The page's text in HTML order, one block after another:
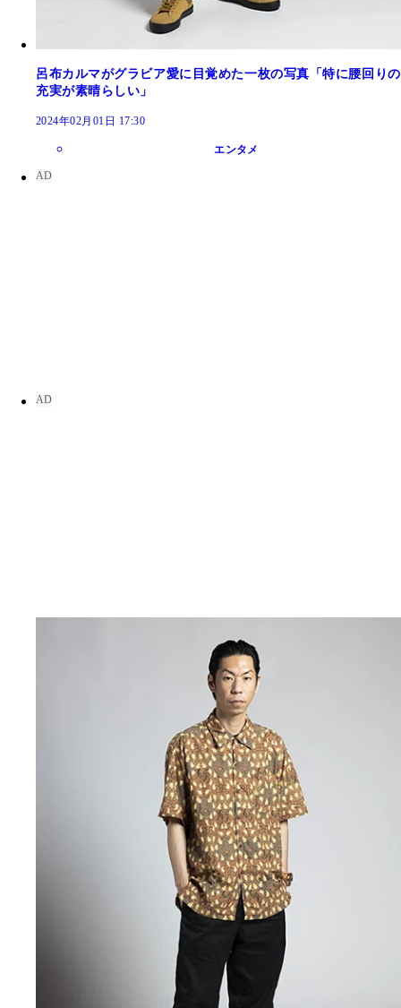
呂布カルマがグラビア愛に目覚めた一枚の写真「特に腰回りの
充実が素晴らしい」
2024年02月01日 17:30
エンタメ